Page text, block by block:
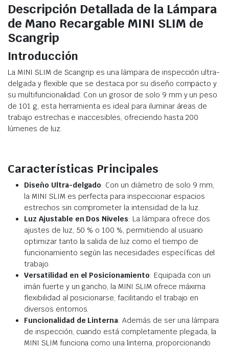
Descripción Detallada de la Lámpara
de Mano Recargable MINI SLIM de
Scangrip
Introducción
La MINI SLIM de Scangrip es una lámpara de inspección ultra-
delgada y flexible que se destaca por su diseño compacto y
su multifuncionalidad. Con un grosor de solo 9 mm y un peso
de 101 g, esta herramienta es ideal para iluminar áreas de
trabajo estrechas e inaccesibles, ofreciendo hasta 200
lúmenes de luz.
Características Principales
Diseño Ultra-delgado: Con un diámetro de solo 9 mm,
la MINI SLIM es perfecta para inspeccionar espacios
estrechos sin comprometer la intensidad de la luz.
Luz Ajustable en Dos Niveles: La lámpara ofrece dos
ajustes de luz, 50 % o 100 %, permitiendo al usuario
optimizar tanto la salida de luz como el tiempo de
funcionamiento según las necesidades específicas del
trabajo.
Versatilidad en el Posicionamiento: Equipada con un
imán fuerte y un gancho, la MINI SLIM ofrece máxima
flexibilidad al posicionarse, facilitando el trabajo en
diversos entornos.
Funcionalidad de Linterna: Además de ser una lámpara
de inspección, cuando está completamente plegada, la
MINI SLIM funciona como una linterna, proporcionando